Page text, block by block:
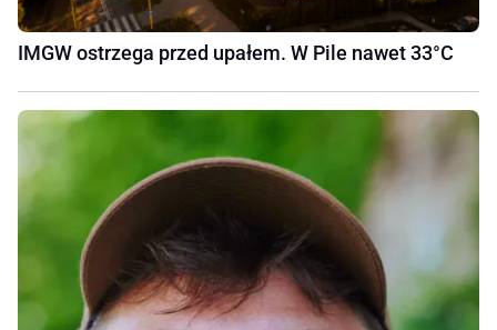
IMGW ostrzega przed upałem. W Pile nawet 33°C